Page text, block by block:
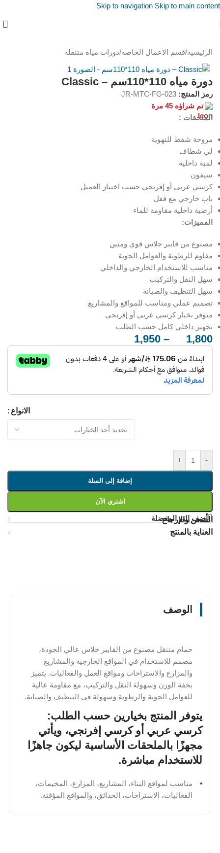
Skip to navigation Skip to main content
الرئيسية/قسم الاعمال الخاصه/دورات مياه متنقلة
دورة مياه 110*110سم – Classic
رمز المنتج: JR-MTC-FG-023
تم شراؤه 45 مرة
الملحقات :
مروحة شفط للتهوية
لي شطاف
لمبة داخلية
سيفون
كرسي عربي أو إفرنجي حسب اختيار العميل
باب خارجي مع قفل
أرضية داخلية مقاومة للماء
المميزات:
مصنوع من فايبر جلاس قوي ومتين
مقاوم للرطوبة والعوامل الجوية
مناسب للاستخدام الخارجي والداخلي
سهل النقل والتركيب
سهل التنظيف والصيانة
تصميم عملي ومناسب للمواقع والمشاريع
متوفر بخيار كرسي عربي أو إفرنجي
تجهيز داخلي كامل حسب الطلب
1,800
–
1,950
الانواع
-
+
إضافة إلى السلة
اشتري الآن
أضف إلى المفضلة
الشحن والإرجاع
العناية بالمنتج
الوصف
حمام متنقل مصنوع من الفايبر جلاس عالي الجودة،
مصمم للاستخدام في المواقع الخارجية والمشاريع
والمزارع والاستراحات ومواقع العمل والفعاليات. يتميز
بخفة الوزن وسهولة النقل والتركيب، مع مقاومة عالية
للعوامل الجوية والرطوبة وسهولة في التنظيف والصيانة.
يتوفر المنتج بخيارين حسب الطلب:
كرسي عربي أو كرسي إفرنجي، ويأتي
مجهزًا بالملحقات الأساسية ليكون جاهزًا
للاستخدام مباشرة.
مناسب لمواقع البناء، المشاريع، المزارع، المخيمات،
الفعاليات، الاستراحات، الحدائق، والمواقع المؤقتة.